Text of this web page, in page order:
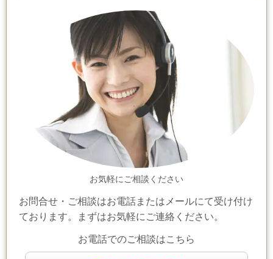
お気軽にご相談ください
お問合せ・ご相談はお電話またはメールにて受け付け
ております。まずはお気軽にご連絡ください。
お電話でのご相談はこちら